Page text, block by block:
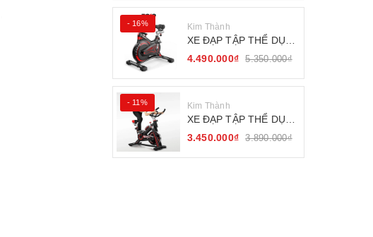
- 16% Kim Thành
XE ĐẠP TẬP THỂ DỤC
FITNESS BÁNH ĐÀ
4.490.000₫ 5.350.000₫
- 11% Kim Thành
XE ĐẠP TẬP THỂ DỤC
SEJAN GH-709
3.450.000₫ 3.890.000₫